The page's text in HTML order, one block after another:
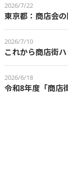
2026/7/22
東京都：商店会
2026/7/10
これから商店街
2026/6/18
令和8年度「商店